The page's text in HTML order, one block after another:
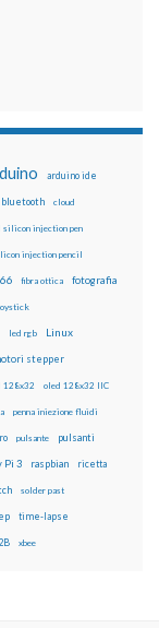
arduino ide
bluetooth cloud
silicon injection pen
injection pencil
fibra ottica fotografia
led rgb Linux
stepper
128x32 oled 128x32 IIC
penna iniezione fluidi
pulsante pulsanti
Pi 3 raspbian ricetta
solder past
time-lapse
xbee